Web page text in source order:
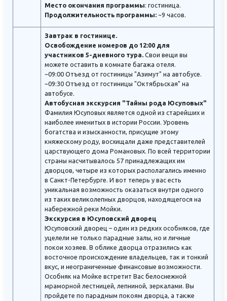
Место окончания программы: гостиница.
Продолжительность программы: ~9 часов.
Завтрак в гостинице.
Освобождение номеров до 12:00 для
участников 5-дневного тура. Свои вещи вы
можете оставить в комнате багажа отеля.
~09:00 Отъезд от гостиницы "Азимут" на автобусе.
~09:30 Отъезд от гостиницы "Октябрьская" на
автобусе.
Автобусная экскурсия "Тайны рода Юсуповых"
Фамилия Юсуповых является одной из старейших и
наиболее именитых в истории России. Уровень
богатства и изысканности, присущие этому
княжескому роду, восхищали даже представителей
царствующего дома Романовых. По всей территории
страны насчитывалось 57 принадлежащих им
дворцов, четыре из которых располагались именно
в Санкт-Петербурге. И вот теперь у вас есть
уникальная возможность оказаться внутри одного
из таких великолепных дворцов, находящегося на
набережной реки Мойки.
Экскурсия в Юсуповский дворец
Юсуповский дворец – один из редких особняков, где
уцелели не только парадные залы, но и личные
покои хозяев. В облике дворца отразились как
восточное происхождение владельцев, так и тонкий
вкус, и неограниченные финансовые возможности.
Особняк на Мойке встретит Вас белоснежной
мраморной лестницей, лепниной, зеркалами. Вы
пройдете по парадным покоям дворца, а также